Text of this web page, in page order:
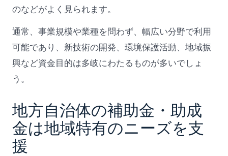
のなどがよく見られます。
通常、事業規模や業種を問わず、幅広い分野で利用
可能であり、新技術の開発、環境保護活動、地域振
興など資金目的は多岐にわたるものが多いでしょ
う。
地方自治体の補助金・助成
金は地域特有のニーズを支
援